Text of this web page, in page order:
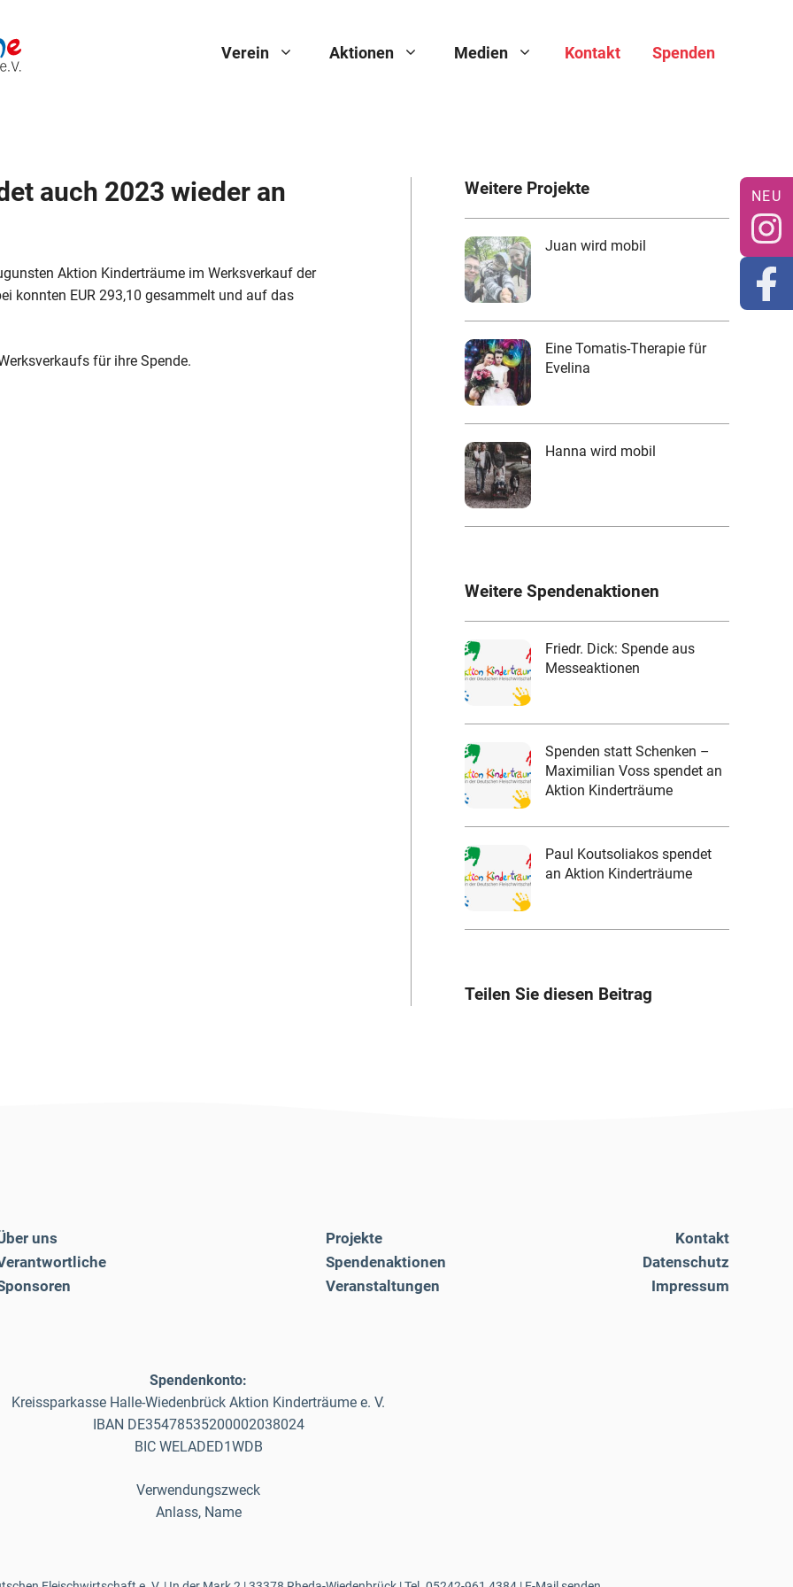
Verein Aktionen Medien Kontakt Spenden
auch 2023 wieder an
Aktion Kinderträume im Werksverkauf der
konnten EUR 293,10 gesammelt und auf das
für ihre Spende.
Weitere Projekte
Juan wird mobil
Eine Tomatis-Therapie für
Evelina
Hanna wird mobil
Weitere Spendenaktionen
Friedr. Dick: Spende aus
Messeaktionen
Spenden statt Schenken –
Maximilian Voss spendet an
Aktion Kinderträume
Paul Koutsoliakos spendet
an Aktion Kinderträume
Teilen Sie diesen Beitrag
uns
Projekte
Spendenaktionen
Veranstaltungen
Kontakt
Datenschutz
Impressum
Spendenkonto:
Kreissparkasse Halle-Wiedenbrück Aktion Kinderträume e. V.
IBAN DE35478535200002038024
BIC WELADED1WDB
Verwendungszweck
Anlass, Name